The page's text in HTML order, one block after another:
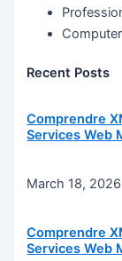
Computer
Recent Posts
Comprendre
Services Web
March 18, 2026
Comprendre
Services Web